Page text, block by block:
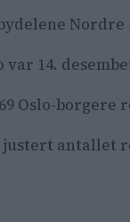
Nordre
14.
Oslo-
justert antallet